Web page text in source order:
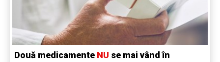
Două medicamente NU se mai vând în